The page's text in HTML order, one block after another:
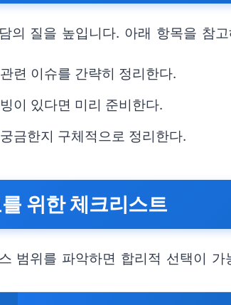
의 질을 높입니다. 아래 항목을 참
련 이슈를 간략히 정리한다.
이 있다면 미리 준비한다.
금한지 구체적으로 정리한다.
위한 체크리스트
범위를 파악하면 합리적 선택이